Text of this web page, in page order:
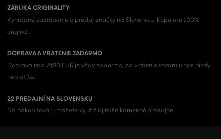
ZÁRUKA ORIGINALITY
Výhradné zastúpenie a predaj značky na Slovensku. Kupujete 100%
originál.
DOPRAVA A VRÁTENIE ZADARMO
Doprava nad 74,90 EUR je vždy zadarmo, za vrátenie tovaru u nás nikdy
neplatíte.
22 PREDAJNÍ NA SLOVENSKU
Na nákup tovaru môžete využiť aj naše kamenné predajne.